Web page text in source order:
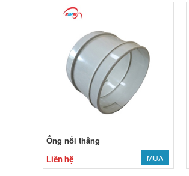
Ống nối thẳng
Liên hệ MUA